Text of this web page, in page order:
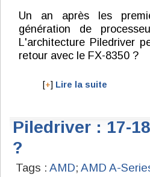
Un an après les
génération de
L'architecture Piledriver
retour avec le FX-8350 ?
[+] Lire la suite
Piledriver : 17-
?
Tags : AMD; AMD A-